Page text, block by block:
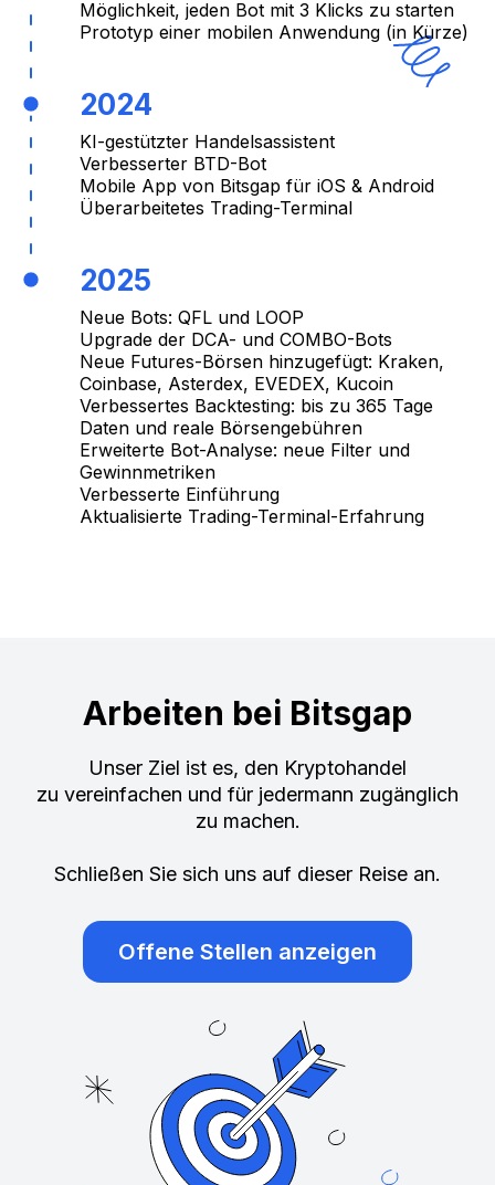
Möglichkeit, jeden Bot mit 3 Klicks zu starten
Prototyp einer mobilen Anwendung (in Kürze)
2024
KI-gestützter Handelsassistent
Verbesserter BTD-Bot
Mobile App von Bitsgap für iOS & Android
Überarbeitetes Trading-Terminal
2025
Neue Bots: QFL und LOOP
Upgrade der DCA- und COMBO-Bots
Neue Futures-Börsen hinzugefügt: Kraken,
Coinbase, Asterdex, EVEDEX, Kucoin
Verbessertes Backtesting: bis zu 365 Tage
Daten und reale Börsengebühren
Erweiterte Bot-Analyse: neue Filter und
Gewinnmetriken
Verbesserte Einführung
Aktualisierte Trading-Terminal-Erfahrung
Arbeiten bei Bitsgap
Unser Ziel ist es, den Kryptohandel
zu vereinfachen und für jedermann zugänglich
zu machen.
Schließen Sie sich uns auf dieser Reise an.
Offene Stellen anzeigen